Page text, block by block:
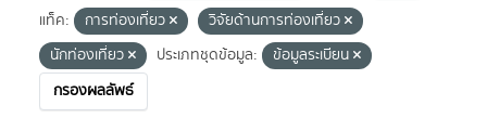
แท็ค:
การท่องเที่ยว
วิจัยด้านการท่องเที่ยว
นักท่องเที่ยว
ประเภทชุดข้อมูล:
ข้อมูลระเบียน
กรองผลลัพธ์